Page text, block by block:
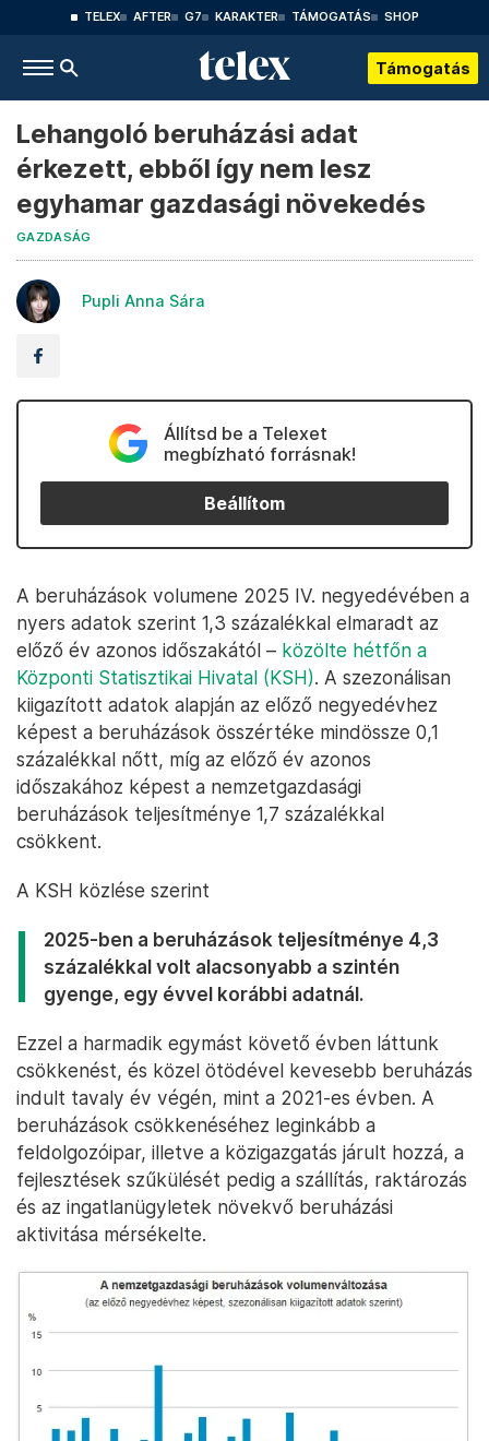
TELEX AFTER G7 KARAKTER TÁMOGATÁS SHOP
Támogatás
Lehangoló beruházási adat
érkezett, ebből így nem lesz
egyhamar gazdasági növekedés
GAZDASÁG
Pupli Anna Sára
Állítsd be a Telexet
megbízható forrásnak!
Beállítom
A beruházások volumene 2025 IV. negyedévében a
nyers adatok szerint 1,3 százalékkal elmaradt az
előző év azonos időszakától – közölte hétfőn a
Központi Statisztikai Hivatal (KSH). A szezonálisan
kiigazított adatok alapján az előző negyedévhez
képest a beruházások összértéke mindössze 0,1
százalékkal nőtt, míg az előző év azonos
időszakához képest a nemzetgazdasági
beruházások teljesítménye 1,7 százalékkal
csökkent.
A KSH közlése szerint
2025-ben a beruházások teljesítménye 4,3
százalékkal volt alacsonyabb a szintén
gyenge, egy évvel korábbi adatnál.
Ezzel a harmadik egymást követő évben láttunk
csökkenést, és közel ötödével kevesebb beruházás
indult tavaly év végén, mint a 2021-es évben. A
beruházások csökkenéséhez leginkább a
feldolgozóipar, illetve a közigazgatás járult hozzá, a
fejlesztések szűkülését pedig a szállítás, raktározás
és az ingatlanügyletek növekvő beruházási
aktivitása mérsékelte.